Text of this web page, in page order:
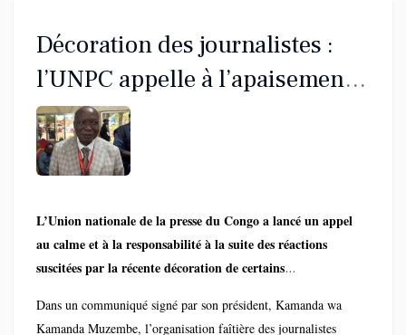
Décoration des journalistes :
l’UNPC appelle à l’apaisement
face aux polémiques
L’Union nationale de la presse du Congo a lancé un appel
au calme et à la responsabilité à la suite des réactions
suscitées par la récente décoration de certains
Congo.
Dans un communiqué signé par son président, Kamanda wa
Kamanda Muzembe, l’organisation faîtière des journalistes